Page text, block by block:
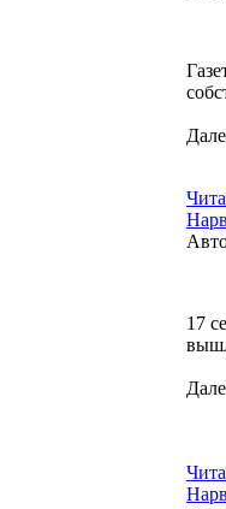
17